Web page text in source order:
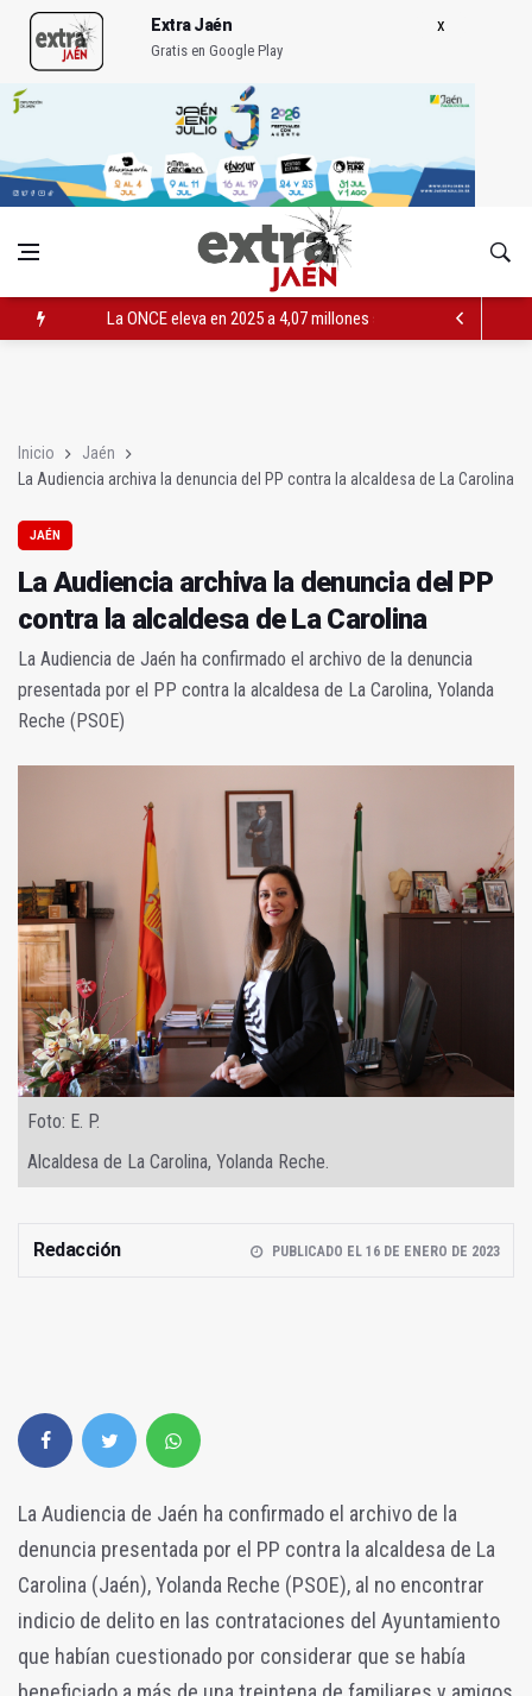
Extra Jaén
Gratis en Google Play
La ONCE eleva en 2025 a 4,07 millones su inversión social en
Inicio
Jaén
La Audiencia archiva la denuncia del PP contra la alcaldesa de La Carolina
JAÉN
La Audiencia archiva la denuncia del PP
contra la alcaldesa de La Carolina
La Audiencia de Jaén ha confirmado el archivo de la denuncia
presentada por el PP contra la alcaldesa de La Carolina, Yolanda
Reche (PSOE)
Foto: E. P.
Alcaldesa de La Carolina, Yolanda Reche.
Redacción PUBLICADO EL 16 DE ENERO DE 2023
La Audiencia de Jaén ha confirmado el archivo de la
denuncia presentada por el PP contra la alcaldesa de La
Carolina (Jaén), Yolanda Reche (PSOE), al no encontrar
indicio de delito en las contrataciones del Ayuntamiento
que habían cuestionado por considerar que se había